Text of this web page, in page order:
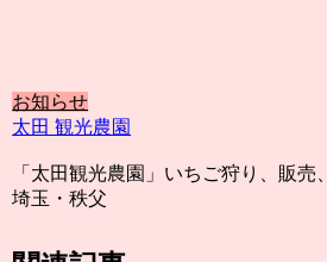
お知らせ
太田 観光農園
「太田観光農園」いちご狩り、販売、
埼玉・秩父